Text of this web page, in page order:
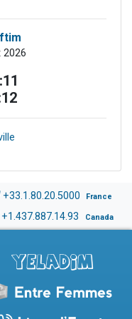
2026
+33.1.80.20.5000 France
+1.437.887.14.93 Canada